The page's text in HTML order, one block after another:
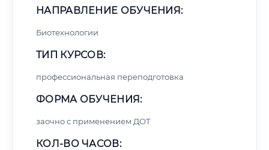
НАПРАВЛЕНИЕ ОБУЧЕНИЯ:
Биотехнологии
ТИП КУРСОВ:
профессиональная переподготовка
ФОРМА ОБУЧЕНИЯ:
заочно с применением ДОТ
КОЛ-ВО ЧАСОВ: